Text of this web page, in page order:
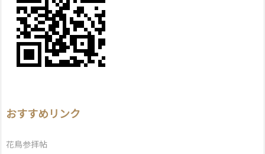
おすすめリンク
花鳥参拝帖